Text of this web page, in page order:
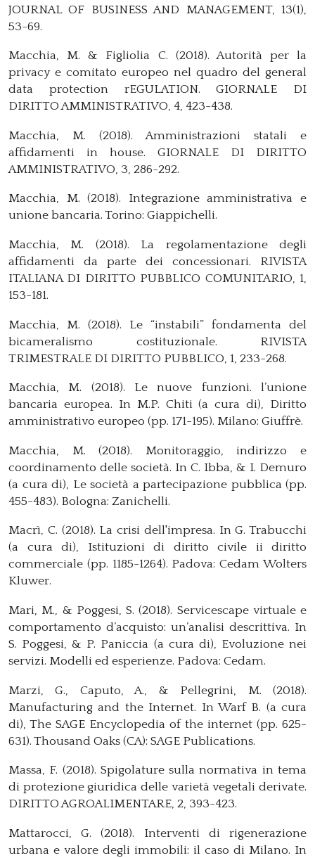
JOURNAL OF BUSINESS AND MANAGEMENT, 13(1),
53-69.
Macchia, M. & Figliolia C. (2018). Autorità per la
privacy e comitato europeo nel quadro del general
data protection rEGULATION. GIORNALE DI
DIRITTO AMMINISTRATIVO, 4, 423-438.
Macchia, M. (2018). Amministrazioni statali e
affidamenti in house. GIORNALE DI DIRITTO
AMMINISTRATIVO, 3, 286-292.
Macchia, M. (2018). Integrazione amministrativa e
unione bancaria. Torino: Giappichelli.
Macchia, M. (2018). La regolamentazione degli
affidamenti da parte dei concessionari. RIVISTA
ITALIANA DI DIRITTO PUBBLICO COMUNITARIO, 1,
153-181.
Macchia, M. (2018). Le “instabili” fondamenta del
bicameralismo costituzionale. RIVISTA
TRIMESTRALE DI DIRITTO PUBBLICO, 1, 233-268.
Macchia, M. (2018). Le nuove funzioni. l’unione
bancaria europea. In M.P. Chiti (a cura di), Diritto
amministrativo europeo (pp. 171-195). Milano: Giuffrè.
Macchia, M. (2018). Monitoraggio, indirizzo e
coordinamento delle società. In C. Ibba, & I. Demuro
(a cura di), Le società a partecipazione pubblica (pp.
455-483). Bologna: Zanichelli.
Macrì, C. (2018). La crisi dell'impresa. In G. Trabucchi
(a cura di), Istituzioni di diritto civile ii diritto
commerciale (pp. 1185-1264). Padova: Cedam Wolters
Kluwer.
Mari, M., & Poggesi, S. (2018). Servicescape virtuale e
comportamento d’acquisto: un’analisi descrittiva. In
S. Poggesi, & P. Paniccia (a cura di), Evoluzione nei
servizi. Modelli ed esperienze. Padova: Cedam.
Marzi, G., Caputo, A., & Pellegrini, M. (2018).
Manufacturing and the Internet. In Warf B. (a cura
di), The SAGE Encyclopedia of the internet (pp. 625-
631). Thousand Oaks (CA): SAGE Publications.
Massa, F. (2018). Spigolature sulla normativa in tema
di protezione giuridica delle varietà vegetali derivate.
DIRITTO AGROALIMENTARE, 2, 393-423.
Mattarocci, G. (2018). Interventi di rigenerazione
urbana e valore degli immobili: il caso di Milano. In